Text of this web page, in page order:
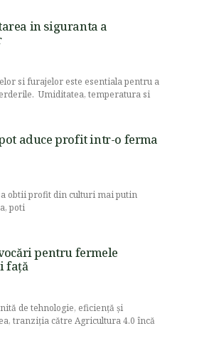
in siguranta a
si furajelor este esentiala pentru a
Umiditatea, temperatura si
aduce profit intr-o ferma
obtii profit din culturi mai putin
poti
pentru fermele
față
de tehnologie, eficiență și
tranziția către Agricultura 4.0 încă